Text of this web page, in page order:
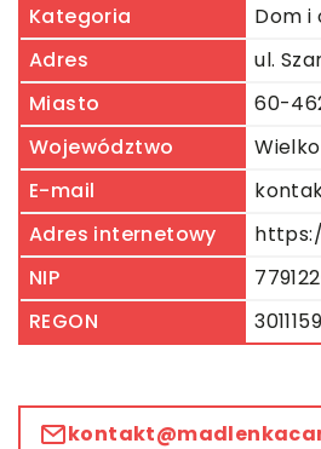
Kategoria
Dom i
Adres
ul.
Miasto
60-
Województwo
E-mail
Adres internetowy
NIP
REGON